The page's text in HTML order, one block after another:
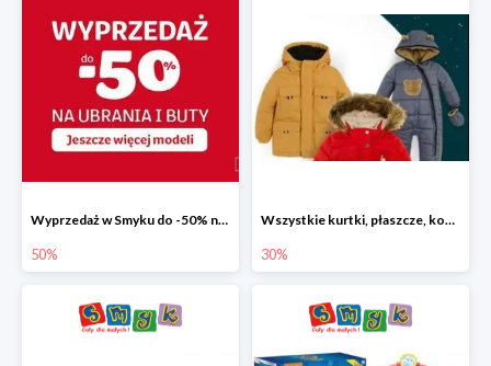
Wyprzedaż w Smyku do -50% na ubrania i buty
50%
Wszystkie kurtki, płaszcze, kombinezony i spodnie narciarskie -30%
30%